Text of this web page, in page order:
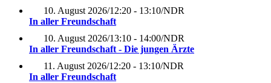
10. August 2026/12:20 - 13:10/NDR
In aller Freundschaft
10. August 2026/13:10 - 14:00/NDR
In aller Freundschaft - Die jungen Ärzte
11. August 2026/12:20 - 13:10/NDR
In aller Freundschaft